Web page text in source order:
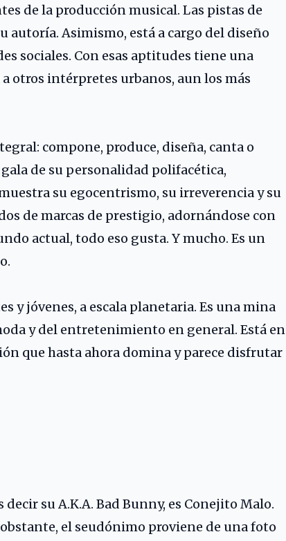
de la producción musical. Las pistas de
autoría. Asimismo, está a cargo del diseño
sociales. Con esas aptitudes tiene una
otros intérpretes urbanos, aun los más
compone, produce, diseña, canta o
de su personalidad polifacética,
su egocentrismo, su irreverencia y su
de marcas de prestigio, adornándose con
actual, todo eso gusta. Y mucho. Es un
y jóvenes, a escala planetaria. Es una mina
y del entretenimiento en general. Está en
que hasta ahora domina y parece disfrutar
su A.K.A. Bad Bunny, es Conejito Malo.
el seudónimo proviene de una foto